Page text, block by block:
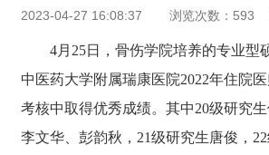
2023-04-27 16:08:37 浏览次数： 593
4月25日，骨伤学院培养的专业型
中医药大学附属瑞康医院2022年住院
考核中取得优秀成绩。其中20级研究生
李文华、彭韵秋，21级研究生唐俊，22